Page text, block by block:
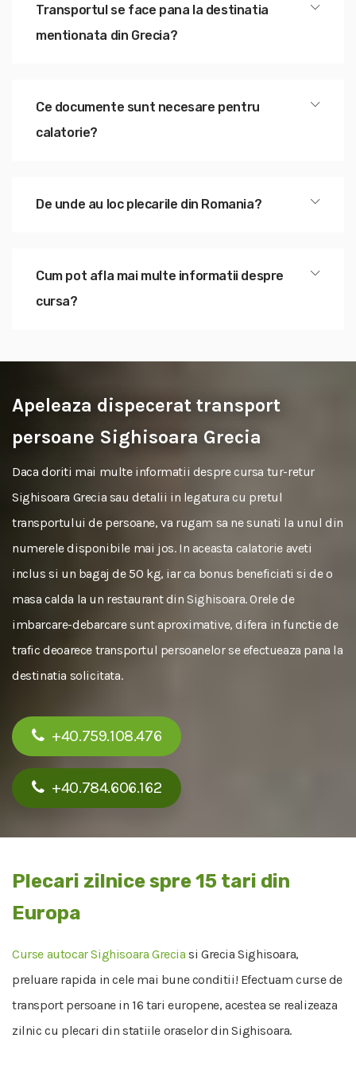
Transportul se face pana la destinatia
mentionata din Grecia?
Ce documente sunt necesare pentru
calatorie?
De unde au loc plecarile din Romania?
Cum pot afla mai multe informatii despre
cursa?
Apeleaza dispecerat transport
persoane Sighisoara Grecia
Daca doriti mai multe informatii despre cursa tur-retur
Sighisoara Grecia sau detalii in legatura cu pretul
transportului de persoane, va rugam sa ne sunati la unul din
numerele disponibile mai jos. In aceasta calatorie aveti
inclus si un bagaj de 50 kg, iar ca bonus beneficiati si de o
masa calda la un restaurant din Sighisoara. Orele de
imbarcare-debarcare sunt aproximative, difera in functie de
trafic deoarece transportul persoanelor se efectueaza pana la
destinatia solicitata.
+40.759.108.476
+40.784.606.162
Plecari zilnice spre 15 tari din
Europa
Curse autocar Sighisoara Grecia si Grecia Sighisoara,
preluare rapida in cele mai bune conditii! Efectuam curse de
transport persoane in 16 tari europene, acestea se realizeaza
zilnic cu plecari din statiile oraselor din Sighisoara.